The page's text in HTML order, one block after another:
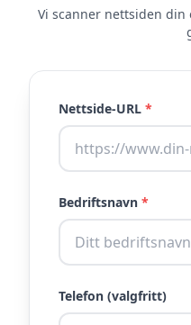
Vi scanner nettsiden
Nettside-URL *
Bedriftsnavn *
Telefon (valgfritt)